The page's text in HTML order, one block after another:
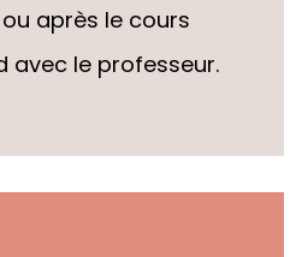
après le cours
avec le professeur.